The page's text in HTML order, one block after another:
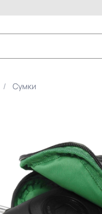
Сумки